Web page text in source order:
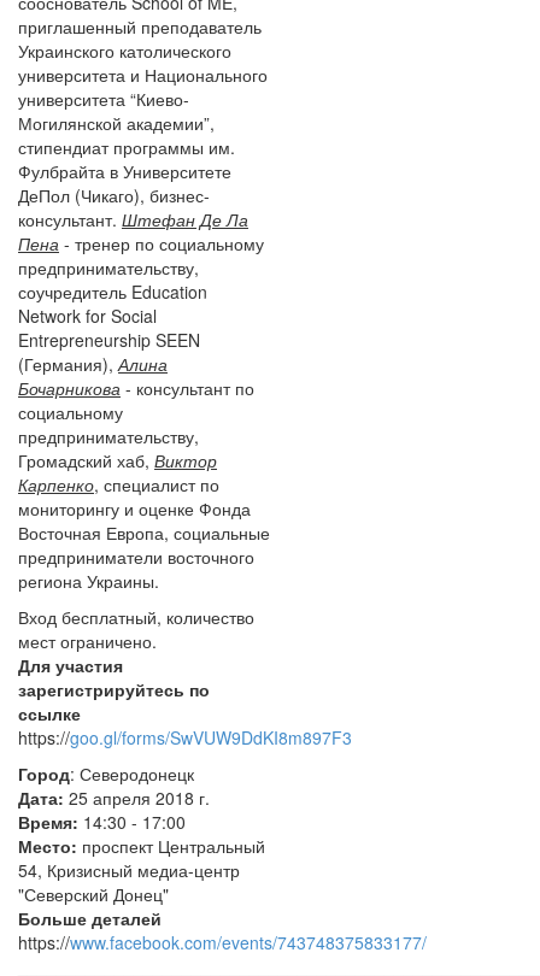
приглашенный преподаватель
Украинского католического
университета и Национального
университета “Киево-
Могилянской академии”,
стипендиат программы им.
Фулбрайта в Университете
ДеПол (Чикаго), бизнес-
консультант. Штефан Де Ла
Пена - тренер по социальному
предпринимательству,
соучредитель Education
Network for Social
Entrepreneurship SEEN
(Германия), Алина
Бочарникова - консультант по
социальному
предпринимательству,
Громадский хаб, Виктор
Карпенко, специалист по
мониторингу и оценке Фонда
Восточная Европа, социальные
предприниматели восточного
региона Украины.
Вход бесплатный, количество
мест ограничено.
Для участия
зарегистрируйтесь по
ссылке
https://goo.gl/forms/SwVUW9DdKI8m897F3
Город: Северодонецк
Дата: 25 апреля 2018 г.
Время: 14:30 - 17:00
Место: проспект Центральный
54, Кризисный медиа-центр
"Северский Донец"
Больше деталей
https://www.facebook.com/events/743748375833177/